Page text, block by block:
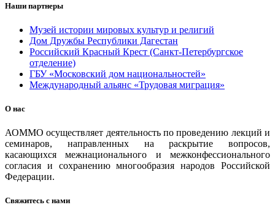
Наши партнеры
Музей истории мировых культур и религий
Дом Дружбы Республики Дагестан
Российский Красный Крест (Санкт-Петербургское
отделение)
ГБУ «Московский дом национальностей»
Международный альянс «Трудовая миграция»
О нас
АОММО осуществляет деятельность по проведению лекций и
семинаров, направленных на раскрытие вопросов,
касающихся межнационального и межконфессионального
согласия и сохранению многообразия народов Российской
Федерации.
Свяжитесь с нами